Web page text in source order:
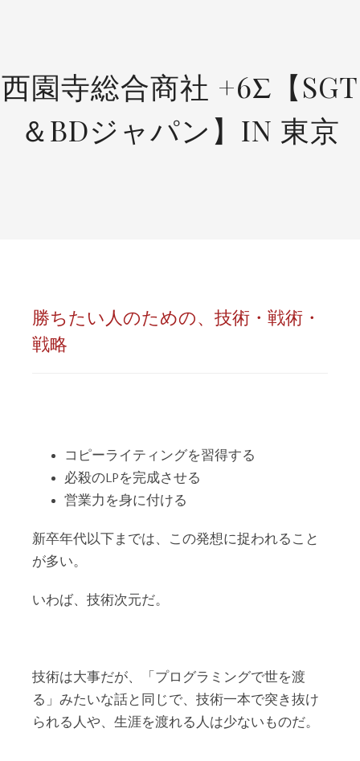
西園寺総合商社 +6Σ【SGT
＆BDジャパン】IN 東京
勝ちたい人のための、技術・戦術・
戦略
コピーライティングを習得する
必殺のLPを完成させる
営業力を身に付ける
新卒年代以下までは、この発想に捉われること
が多い。
いわば、技術次元だ。
技術は大事だが、「プログラミングで世を渡
る」みたいな話と同じで、技術一本で突き抜け
られる人や、生涯を渡れる人は少ないものだ。